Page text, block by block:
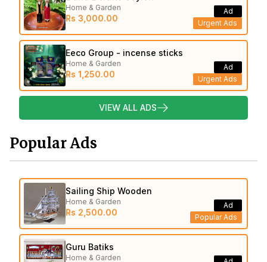
Home & Garden
Rs 3,000.00 Urgent Ads
Ad
Eeco Group - incense sticks
Home & Garden
Rs 1,250.00 Urgent Ads
Ad
VIEW ALL ADS
Popular Ads
Sailing Ship Wooden
Home & Garden
Rs 2,500.00 Popular Ads
Ad
Guru Batiks
Home & Garden